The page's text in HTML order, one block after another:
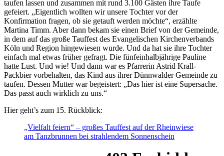
taufen lassen und zusammen mit rund 3.100 Gästen ihre Taufe
gefeiert. „Eigentlich wollten wir unsere Tochter vor der
Konfirmation fragen, ob sie getauft werden möchte“, erzählte
Martina Timm. Aber dann bekam sie einen Brief von der Gemeinde,
in dem auf das große Tauffest des Evangelischen Kirchenverbands
Köln und Region hingewiesen wurde. Und da hat sie ihre Tochter
einfach mal etwas früher gefragt. Die fünfeinhalbjährige Pauline
hatte Lust. Und wie! Und dann war es Pfarrerin Astrid Krall-
Packbier vorbehalten, das Kind aus ihrer Dünnwalder Gemeinde zu
taufen. Dessen Mutter war begeistert: „Das hier ist eine Supersache.
Das passt auch wirklich zu uns.“
Hier geht’s zum 15. Rückblick:
„Vielfalt feiern“ – großes Tauffest auf der Rheinwiese
am Tanzbrunnen bei strahlendem Sonnenschein